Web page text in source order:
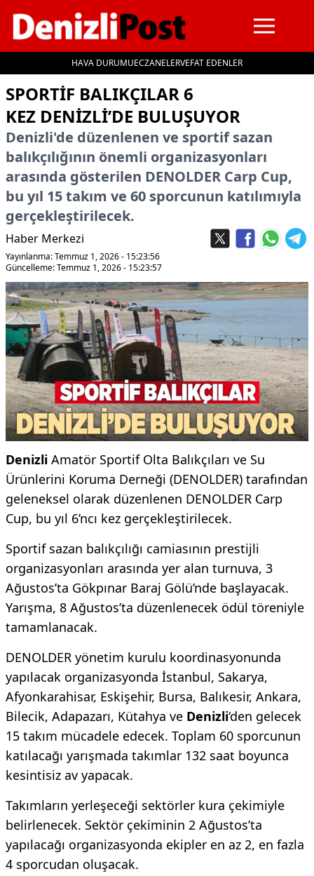
HAVA DURUMUECZANELERVEFAT EDENLER
İçeriğe geç
SPORTIF BALIKÇILAR 6
KEZ DENIZLI’DE BULUŞUYOR
Denizli'de düzenlenen ve sportif sazan
balıkçılığının önemli organizasyonları
arasında gösterilen DENOLDER Carp Cup,
bu yıl 15 takım ve 60 sporcunun katılımıyla
gerçekleştirilecek.
Haber Merkezi
Yayınlanma: Temmuz 1, 2026 - 15:23:56
Güncelleme: Temmuz 1, 2026 - 15:23:57
Denizli Amatör Sportif Olta Balıkçıları ve Su
Ürünlerini Koruma Derneği (DENOLDER) tarafından
geleneksel olarak düzenlenen DENOLDER Carp
Cup, bu yıl 6’ncı kez gerçekleştirilecek.
Sportif sazan balıkçılığı camiasının prestijli
organizasyonları arasında yer alan turnuva, 3
Ağustos’ta Gökpınar Baraj Gölü’nde başlayacak.
Yarışma, 8 Ağustos’ta düzenlenecek ödül töreniyle
tamamlanacak.
DENOLDER yönetim kurulu koordinasyonunda
yapılacak organizasyonda İstanbul, Sakarya,
Afyonkarahisar, Eskişehir, Bursa, Balıkesir, Ankara,
Bilecik, Adapazarı, Kütahya ve Denizli‘den gelecek
15 takım mücadele edecek. Toplam 60 sporcunun
katılacağı yarışmada takımlar 132 saat boyunca
kesintisiz av yapacak.
Takımların yerleşeceği sektörler kura çekimiyle
belirlenecek. Sektör çekiminin 2 Ağustos’ta
yapılacağı organizasyonda ekipler en az 2, en fazla
4 sporcudan oluşacak.